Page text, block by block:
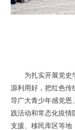
为扎实开展党史学
源利用好，把红色传
导广大青少年感党恩
践活动和常态化疫情
支援、移民库区等